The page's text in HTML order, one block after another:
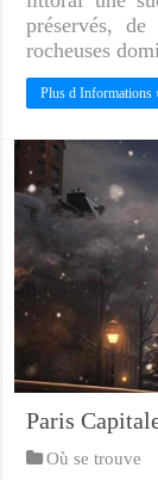
préservés,
rocheuses
Plus d Informations
Paris
Où se trouve